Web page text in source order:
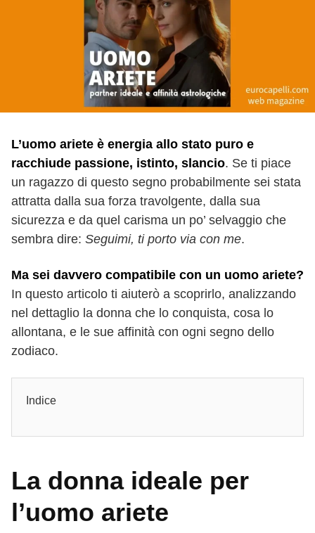
L’uomo ariete è energia allo stato puro e
racchiude passione, istinto, slancio. Se ti piace
un ragazzo di questo segno probabilmente sei stata
attratta dalla sua forza travolgente, dalla sua
sicurezza e da quel carisma un po’ selvaggio che
sembra dire: Seguimi, ti porto via con me.
Ma sei davvero compatibile con un uomo ariete?
In questo articolo ti aiuterò a scoprirlo, analizzando
nel dettaglio la donna che lo conquista, cosa lo
allontana, e le sue affinità con ogni segno dello
zodiaco.
Indice
La donna ideale per
l’uomo ariete